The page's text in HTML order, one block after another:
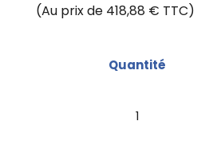
(Au prix de 418,88 € TTC)
Quantité
1